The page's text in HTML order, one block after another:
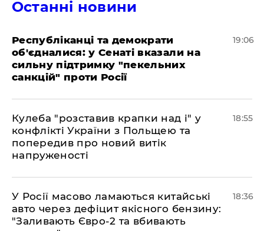
Останні новини
Республіканці та демократи
об'єдналися: у Сенаті вказали на
сильну підтримку "пекельних
санкцій" проти Росії
19:06
Кулеба "розставив крапки над і" у
конфлікті України з Польщею та
попередив про новий витік
напруженості
18:55
У Росії масово ламаються китайські
авто через дефіцит якісного бензину:
"Заливають Євро-2 та вбивають
18:36